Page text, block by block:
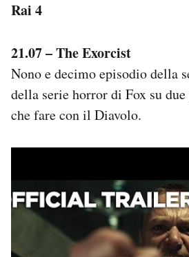
Rai 4
21.07 – The Exorcist
Nono e decimo episodio della
della serie horror di Fox su
che fare con il Diavolo.